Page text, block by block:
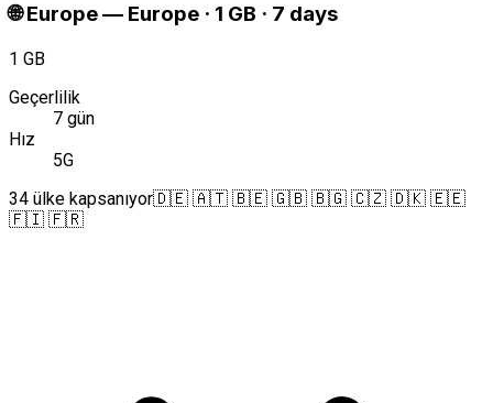
🌐 Europe— Europe · 1 GB · 7 days
1 GB
Geçerlilik
7 gün
Hız
5G
34 ülke kapsanıyor🇩🇪 🇦🇹 🇧🇪 🇬🇧 🇧🇬 🇨🇿 🇩🇰 🇪🇪
🇫🇮 🇫🇷